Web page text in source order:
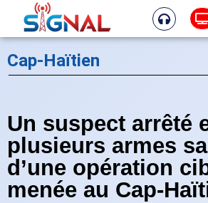
Cap-Haïtien
Un suspect arrêté
plusieurs armes
d’une opération
menée au Cap-